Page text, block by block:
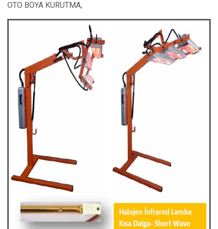
OTO BOYA KURUTMA,